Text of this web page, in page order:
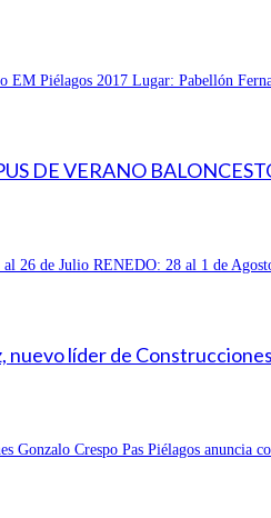
EM Piélagos 2017 Lugar: Pabellón
DE VERANO
26 de Julio RENEDO: 28 al 1 de
nuevo líder de
Gonzalo Crespo Pas Piélagos anuncia